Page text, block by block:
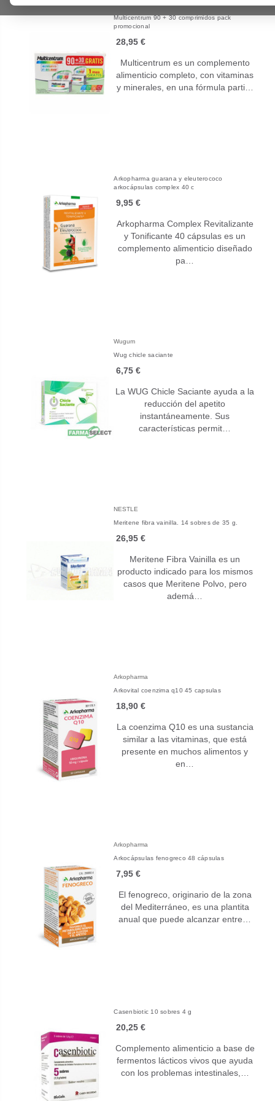
Multicentrum 90 + 30 comprimidos pack
promocional
28,95 €
Multicentrum es un complemento
alimenticio completo, con vitaminas
y minerales, en una fórmula parti…
Arkopharma guarana y eleuterococo
arkocápsulas complex 40 c
9,95 €
Arkopharma Complex Revitalizante
y Tonificante 40 cápsulas es un
complemento alimenticio diseñado
pa…
Wugum
Wug chicle saciante
6,75 €
La WUG Chicle Saciante ayuda a la
reducción del apetito
instantáneamente. Sus
características permit…
NESTLE
Meritene fibra vainilla. 14 sobres de 35 g.
26,95 €
Meritene Fibra Vainilla es un
producto indicado para los mismos
casos que Meritene Polvo, pero
ademá…
Arkopharma
Arkovital coenzima q10 45 capsulas
18,90 €
La coenzima Q10 es una sustancia
similar a las vitaminas, que está
presente en muchos alimentos y
en…
Arkopharma
Arkocápsulas fenogreco 48 cápsulas
7,95 €
El fenogreco, originario de la zona
del Mediterráneo, es una plantita
anual que puede alcanzar entre…
Casenbiotic 10 sobres 4 g
20,25 €
Complemento alimenticio a base de
fermentos lácticos vivos que ayuda
con los problemas intestinales,…